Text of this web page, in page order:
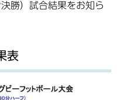
勝）試合結果をお知ら
表